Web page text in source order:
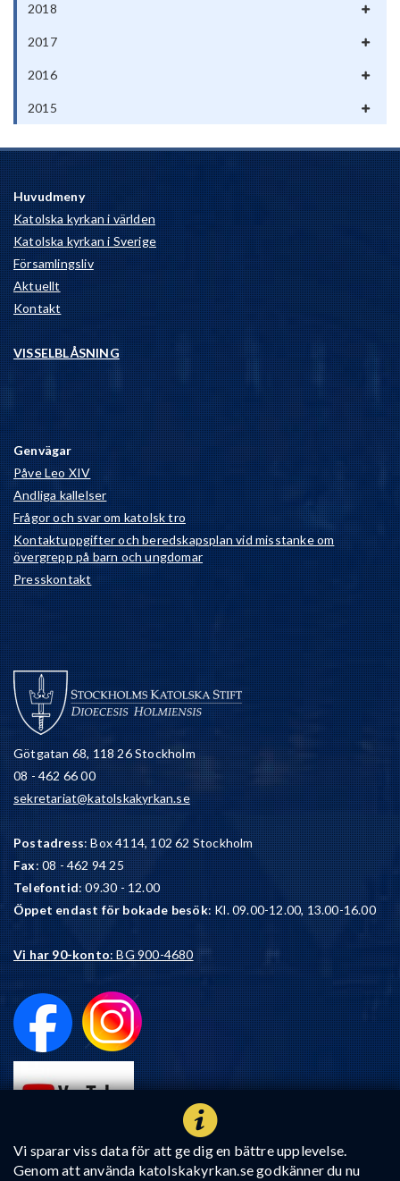
Vi sparar viss data för att ge dig en bättre upplevelse.
Genom att använda katolskakyrkan.se godkänner du nu
2018
2017
2016
2015
Huvudmeny
Katolska kyrkan i världen
Katolska kyrkan i Sverige
Församlingsliv
Aktuellt
Kontakt
VISSELBLÅSNING
Genvägar
Påve Leo XIV
Andliga kallelser
Frågor och svar om katolsk tro
Kontaktuppgifter och beredskapsplan vid misstanke om
övergrepp på barn och ungdomar
Presskontakt
Götgatan 68, 118 26 Stockholm
08 - 462 66 00
sekretariat@katolskakyrkan.se
Postadress: Box 4114, 102 62 Stockholm
Fax: 08 - 462 94 25
Telefontid: 09.30 - 12.00
Öppet endast för bokade besök: Kl. 09.00-12.00, 13.00-16.00
Vi har 90-konto: BG 900-4680